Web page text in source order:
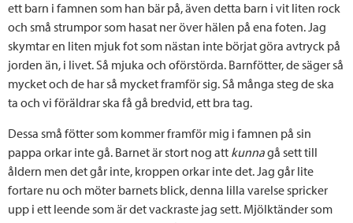
ett barn i famnen som han bär på, även detta barn i vit liten rock
och små strumpor som hasat ner över hälen på ena foten. Jag
skymtar en liten mjuk fot som nästan inte börjat göra avtryck på
jorden än, i livet. Så mjuka och oförstörda. Barnfötter, de säger så
mycket och de har så mycket framför sig. Så många steg de ska
ta och vi föräldrar ska få gå bredvid, ett bra tag.
Dessa små fötter som kommer framför mig i famnen på sin
pappa orkar inte gå. Barnet är stort nog att kunnagå sett till
åldern men det går inte, kroppen orkar inte det. Jag går lite
fortare nu och möter barnets blick, denna lilla varelse spricker
upp i ett leende som är det vackraste jag sett. Mjölktänder som